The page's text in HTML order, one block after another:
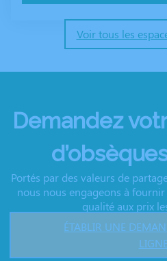
Voir tous les
Demandez
Portés par des valeurs de
nous nous engageons à
qualité aux prix
ÉTABLIR UNE
LIGNE